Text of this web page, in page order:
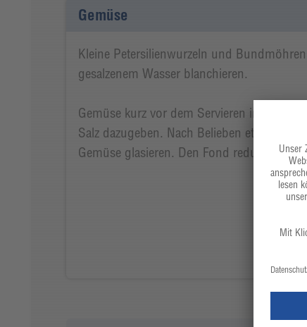
Gemüse
Kleine Petersilienwurzeln und
gesalzenem Wasser blanchieren.
Gemüse kurz vor dem Servieren in Fett
Salz dazugeben. Nach Belieben etwas
Gemüse glasieren. Den Fond reduzieren